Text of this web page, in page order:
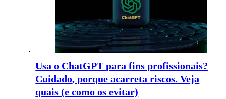
Usa o ChatGPT para fins profissionais?
Cuidado, porque acarreta riscos. Veja
quais (e como os evitar)